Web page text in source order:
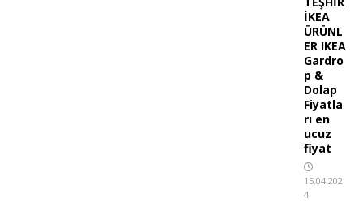
İKEA
ÜRÜNL
ER IKEA
Gardro
p &
Dolap
Fiyatla
rı en
ucuz
fiyat
15.04.202
4